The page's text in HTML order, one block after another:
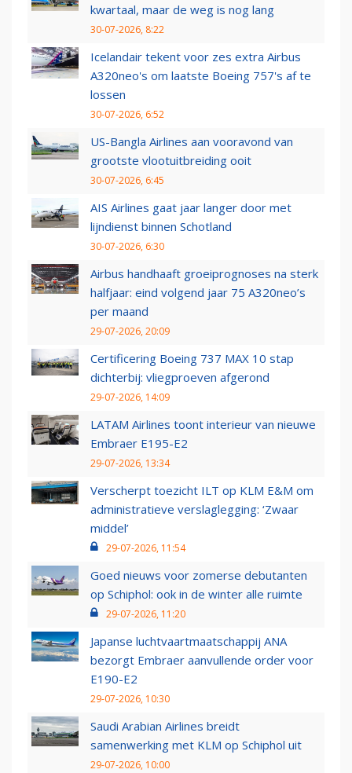
kwartaal, maar de weg is nog lang
30-07-2026, 8:22
Icelandair tekent voor zes extra Airbus
A320neo's om laatste Boeing 757's af te
lossen
30-07-2026, 6:52
US-Bangla Airlines aan vooravond van
grootste vlootuitbreiding ooit
30-07-2026, 6:45
AIS Airlines gaat jaar langer door met
lijndienst binnen Schotland
30-07-2026, 6:30
Airbus handhaaft groeiprognoses na sterk
halfjaar: eind volgend jaar 75 A320neo’s
per maand
29-07-2026, 20:09
Certificering Boeing 737 MAX 10 stap
dichterbij: vliegproeven afgerond
29-07-2026, 14:09
LATAM Airlines toont interieur van nieuwe
Embraer E195-E2
29-07-2026, 13:34
Verscherpt toezicht ILT op KLM E&M om
administratieve verslaglegging: ‘Zwaar
middel’
29-07-2026, 11:54
Goed nieuws voor zomerse debutanten
op Schiphol: ook in de winter alle ruimte
29-07-2026, 11:20
Japanse luchtvaartmaatschappij ANA
bezorgt Embraer aanvullende order voor
E190-E2
29-07-2026, 10:30
Saudi Arabian Airlines breidt
samenwerking met KLM op Schiphol uit
29-07-2026, 10:00